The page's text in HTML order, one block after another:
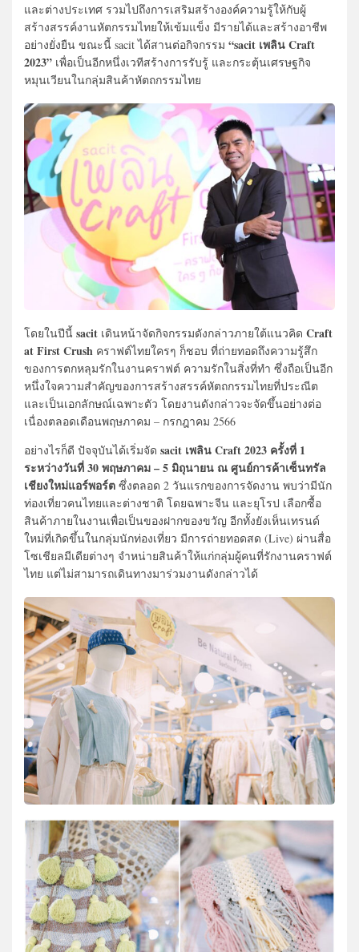
และต่างประเทศ รวมไปถึงการเสริมสร้างองค์ความรู้ให้กับผู้
สร้างสรรค์งานหัตกรรมไทยให้เข้มแข็ง มีรายได้และสร้างอาชีพ
อย่างยั่งยืน ขณะนี้ sacit ได้สานต่อกิจกรรม “sacit เพลิน Craft
2023” เพื่อเป็นอีกหนึ่งเวทีสร้างการรับรู้ และกระตุ้นเศรษฐกิจ
หมุนเวียนในกลุ่มสินค้าหัตถกรรมไทย
โดยในปีนี้ sacit เดินหน้าจัดกิจกรรมดังกล่าวภายใต้แนวคิด Craft
at First Crush คราฟต์ไทยใครๆ ก็ชอบ ที่ถ่ายทอดถึงความรู้สึก
ของการตกหลุมรักในงานคราฟต์ ความรักในสิ่งที่ทำ ซึ่งถือเป็นอีก
หนึ่งใจความสำคัญของการสร้างสรรค์หัตถกรรมไทยที่ประณีต
และเป็นเอกลักษณ์เฉพาะตัว โดยงานดังกล่าวจะจัดขึ้นอย่างต่อ
เนื่องตลอดเดือนพฤษภาคม – กรกฎาคม 2566
อย่างไรก็ดี ปัจจุบันได้เริ่มจัด sacit เพลิน Craft 2023 ครั้งที่ 1
ระหว่างวันที่ 30 พฤษภาคม – 5 มิถุนายน ณ ศูนย์การค้าเซ็นทรัล
เชียงใหม่แอร์พอร์ต ซึ่งตลอด 2 วันแรกของการจัดงาน พบว่ามีนัก
ท่องเที่ยวคนไทยและต่างชาติ โดยฉพาะจีน และยุโรป เลือกซื้อ
สินค้าภายในงานเพื่อเป็นของฝากของขวัญ อีกทั้งยังเห็นเทรนด์
ใหม่ที่เกิดขึ้นในกลุ่มนักท่องเที่ยว มีการถ่ายทอดสด (Live) ผ่านสื่อ
โซเชียลมีเดียต่างๆ จำหน่ายสินค้าให้แก่กลุ่มผู้คนที่รักงานคราฟต์
ไทย แต่ไม่สามารถเดินทางมาร่วมงานดังกล่าวได้